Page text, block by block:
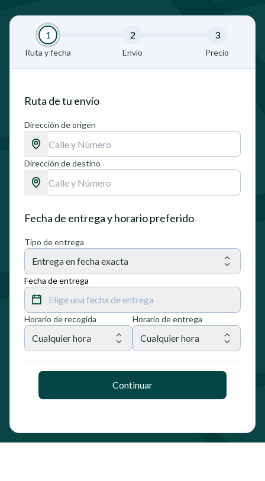
1
Ruta y fecha
2
Envío
3
Precio
Ruta de tu envío
Dirección de origen
Dirección de destino
Fecha de entrega y horario preferido
Tipo de entrega
Entrega en fecha exacta
Fecha de entrega
Elige una fecha de entrega
Horario de recogida
Cualquier hora
Horario de entrega
Cualquier hora
Continuar